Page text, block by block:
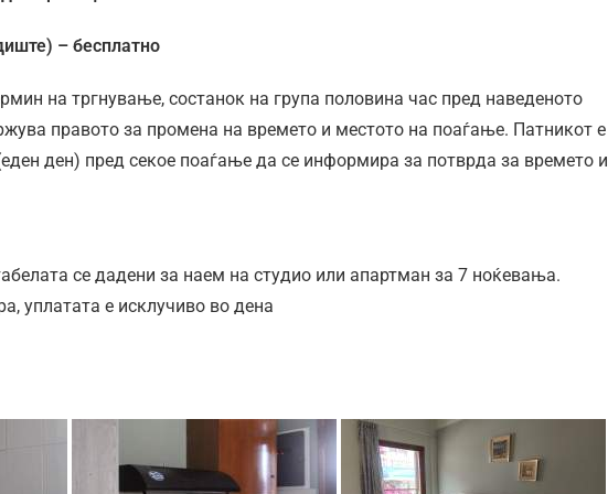
– бесплатно
на тргнување, состанок на група половина час пред наведеното
правото за промена на времето и местото на поаѓање. Патникот е
ден) пред секое поаѓање да се информира за потврда за времето и
се дадени за наем на студио или апартман за 7 ноќевања.
уплатата е исклучиво во дена